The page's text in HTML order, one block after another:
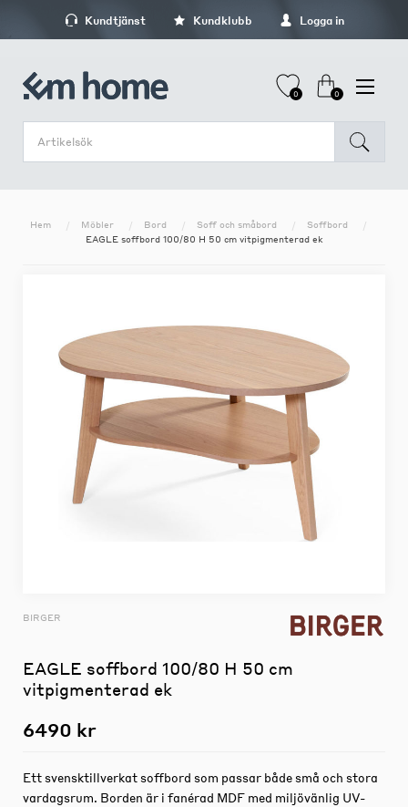
Kundtjänst Kundklubb Logga in
0 0
Hem Möbler Bord Soff och småbord
Soffbord
EAGLE soffbord 100/80 H 50 cm vitpigmenterad ek
BIRGER
EAGLE soffbord 100/80 H 50 cm
vitpigmenterad ek
6490 kr
Ett svensktillverkat soffbord som passar både små och stora
vardagsrum. Borden är i fanérad MDF med miljövänlig UV-